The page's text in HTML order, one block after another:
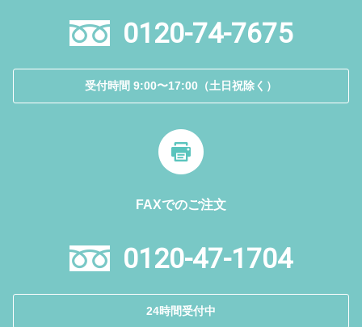
0120-74-7675
受付時間 9:00〜17:00（土日祝除く）
FAXでのご注文
0120-47-1704
24時間受付中